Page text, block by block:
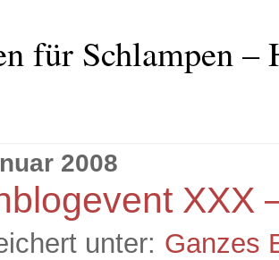
für Schlampen
2008
XXX
unter: Ganzes